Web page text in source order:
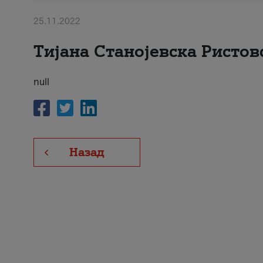
25.11.2022
Тијана Станојевска
null
Назад